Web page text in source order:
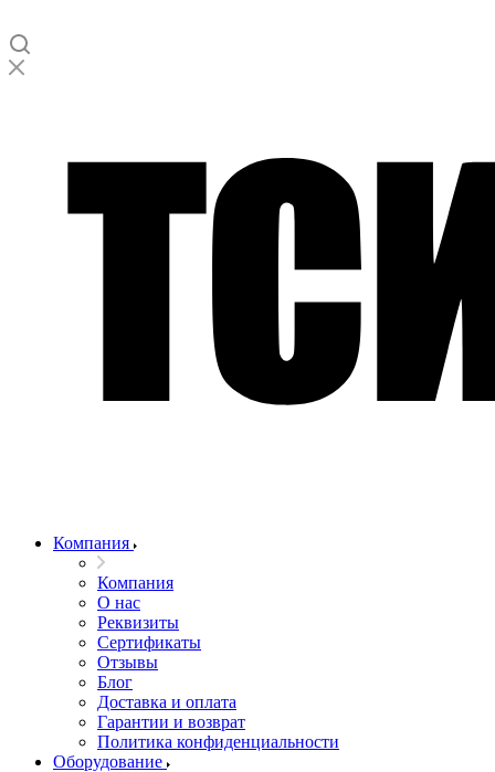
Компания
Компания
О нас
Реквизиты
Сертификаты
Отзывы
Блог
Доставка и оплата
Гарантии и возврат
Политика конфиденциальности
Оборудование